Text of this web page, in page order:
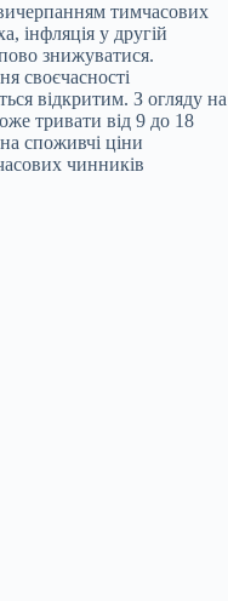
тимчасових
інфляція у другій
знижуватися.
своєчасності
відкритим. З огляду на
тривати від 9 до 18
споживчі ціни
чинників